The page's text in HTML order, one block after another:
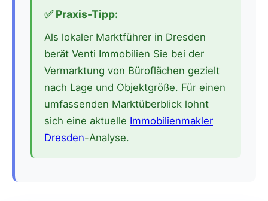
✅ Praxis-Tipp:
Als lokaler Marktführer in Dresden
berät Venti Immobilien Sie bei der
Vermarktung von Büroflächen gezielt
nach Lage und Objektgröße. Für einen
umfassenden Marktüberblick lohnt
sich eine aktuelle Immobilienmakler
Dresden-Analyse.